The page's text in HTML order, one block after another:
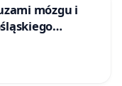
mózgu i